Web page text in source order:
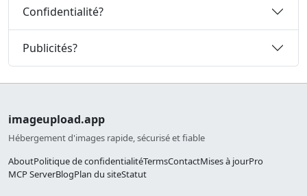
Confidentialité?
Publicités?
imageupload.app
Hébergement d'images rapide, sécurisé et fiable
AboutPolitique de confidentialitéTermsContactMises à jourPro
MCP ServerBlogPlan du siteStatut